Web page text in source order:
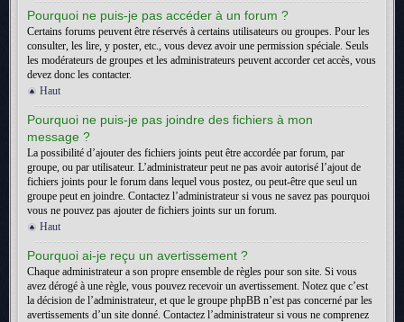
Pourquoi ne puis-je pas accéder à un forum ?
Certains forums peuvent être réservés à certains utilisateurs ou groupes. Pour les
consulter, les lire, y poster, etc., vous devez avoir une permission spéciale. Seuls
les modérateurs de groupes et les administrateurs peuvent accorder cet accès, vous
devez donc les contacter.
Haut
Pourquoi ne puis-je pas joindre des fichiers à mon
message ?
La possibilité d’ajouter des fichiers joints peut être accordée par forum, par
groupe, ou par utilisateur. L’administrateur peut ne pas avoir autorisé l’ajout de
fichiers joints pour le forum dans lequel vous postez, ou peut-être que seul un
groupe peut en joindre. Contactez l’administrateur si vous ne savez pas pourquoi
vous ne pouvez pas ajouter de fichiers joints sur un forum.
Haut
Pourquoi ai-je reçu un avertissement ?
Chaque administrateur a son propre ensemble de règles pour son site. Si vous
avez dérogé à une règle, vous pouvez recevoir un avertissement. Notez que c’est
la décision de l’administrateur, et que le groupe phpBB n’est pas concerné par les
avertissements d’un site donné. Contactez l’administrateur si vous ne comprenez